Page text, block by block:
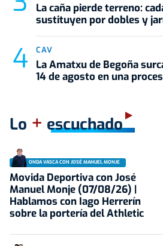
La caña pierde terreno:
sustituyen por dobles y
CAV
La Amatxu de Begoña
14 de agosto en una
Lo + escuchado
ONDA VASCA CON JOSÉ MANUEL MONJE
Movida Deportiva con José
Manuel Monje (07/08/26) |
Hablamos con Iago Herrerín
sobre la portería del Athletic